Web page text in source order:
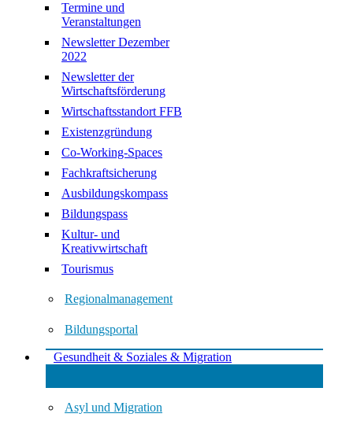
Termine und
Veranstaltungen
Newsletter Dezember
2022
Newsletter der
Wirtschaftsförderung
Wirtschaftsstandort FFB
Existenzgründung
Co-Working-Spaces
Fachkraftsicherung
Ausbildungskompass
Bildungspass
Kultur- und
Kreativwirtschaft
Tourismus
Regionalmanagement
Bildungsportal
Gesundheit & Soziales & Migration
Asyl und Migration